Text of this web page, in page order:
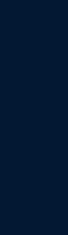
al
troverai
tutti i
auto o
disposizione
e sale
il un